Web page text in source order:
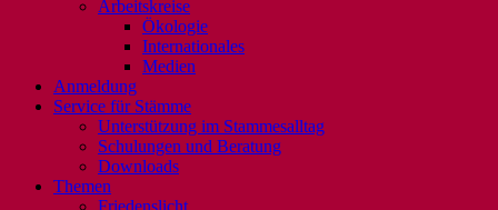
Arbeitskreise
Ökologie
Internationales
Medien
Anmeldung
Service für Stämme
Unterstützung im Stammesalltag
Schulungen und Beratung
Downloads
Themen
Friedenslicht